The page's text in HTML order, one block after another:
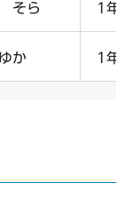
そら 1年
か 1年